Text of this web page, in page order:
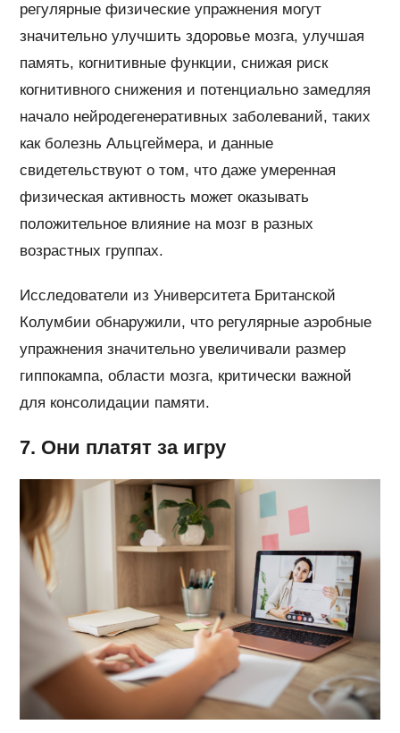
регулярные физические упражнения могут
значительно улучшить здоровье мозга, улучшая
память, когнитивные функции, снижая риск
когнитивного снижения и потенциально замедляя
начало нейродегенеративных заболеваний, таких
как болезнь Альцгеймера, и данные
свидетельствуют о том, что даже умеренная
физическая активность может оказывать
положительное влияние на мозг в разных
возрастных группах.
Исследователи из Университета Британской
Колумбии обнаружили, что регулярные аэробные
упражнения значительно увеличивали размер
гиппокампа, области мозга, критически важной
для консолидации памяти.
7. Они платят за игру